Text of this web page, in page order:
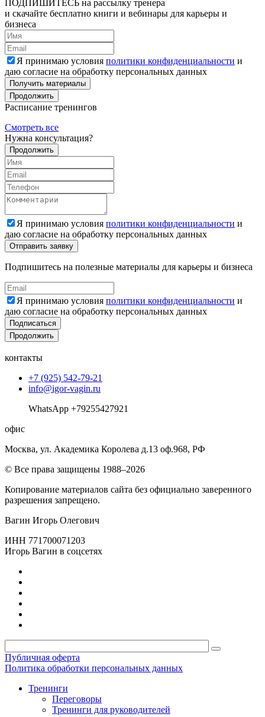
ПОДПИШИТЕСЬ на рассылку тренера
и скачайте бесплатно книги и вебинары для карьеры и
бизнеса
Я принимаю условия политики конфиденциальности и
даю согласие на обработку персональных данных
Получить материалы
Продолжить
Расписание тренингов
Смотреть все
Нужна консультация?
Продолжить
Я принимаю условия политики конфиденциальности и
даю согласие на обработку персональных данных
Подпишитесь на полезные материалы для карьеры и бизнеса
Я принимаю условия политики конфиденциальности и
даю согласие на обработку персональных данных
Подписаться
Продолжить
контакты
+7 (925) 542-79-21
info@igor-vagin.ru
WhatsApp +79255427921
офис
Москва, ул. Академика Королева д.13 оф.968, РФ
© Все права защищены 1988–2026
Копирование материалов сайта без официально заверенного
разрешения запрещено.
Вагин Игорь Олегович
ИНН 771700071203
Игорь Вагин в соцсетях
Публичная оферта
Политика обработки персональных данных
Тренинги
Переговоры
Тренинги для руководителей